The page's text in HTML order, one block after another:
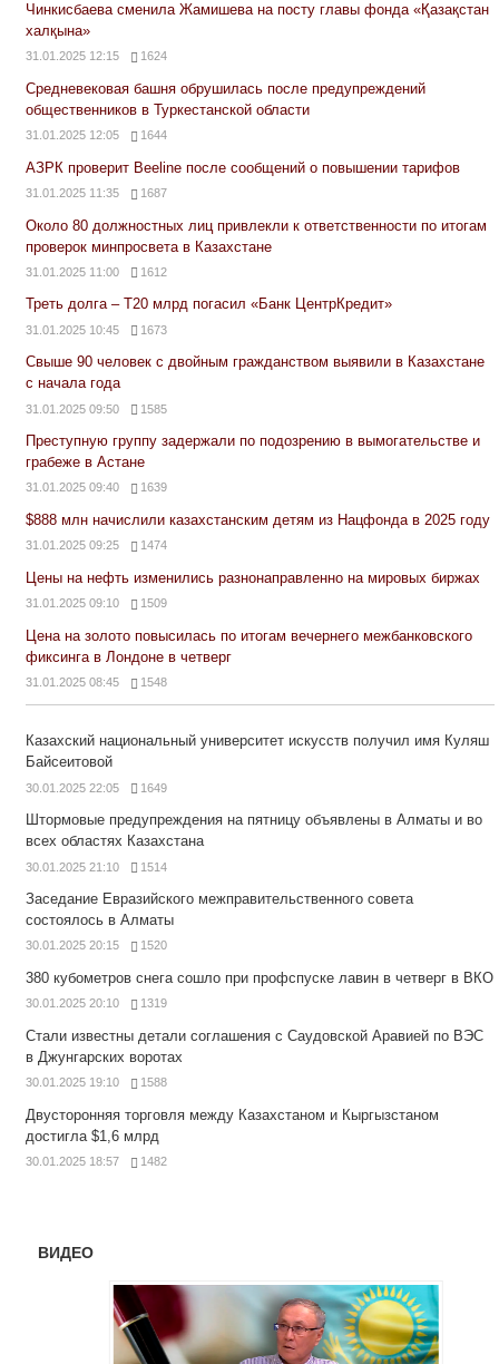
Чинкисбаева сменила Жамишева на посту главы фонда «Қазақстан
халқына»
31.01.2025 12:15 1624
Средневековая башня обрушилась после предупреждений
общественников в Туркестанской области
31.01.2025 12:05 1644
АЗРК проверит Beeline после сообщений о повышении тарифов
31.01.2025 11:35 1687
Около 80 должностных лиц привлекли к ответственности по итогам
проверок минпросвета в Казахстане
31.01.2025 11:00 1612
Треть долга – Т20 млрд погасил «Банк ЦентрКредит»
31.01.2025 10:45 1673
Свыше 90 человек с двойным гражданством выявили в Казахстане
с начала года
31.01.2025 09:50 1585
Преступную группу задержали по подозрению в вымогательстве и
грабеже в Астане
31.01.2025 09:40 1639
$888 млн начислили казахстанским детям из Нацфонда в 2025 году
31.01.2025 09:25 1474
Цены на нефть изменились разнонаправленно на мировых биржах
31.01.2025 09:10 1509
Цена на золото повысилась по итогам вечернего межбанковского
фиксинга в Лондоне в четверг
31.01.2025 08:45 1548
Казахский национальный университет искусств получил имя Куляш
Байсеитовой
30.01.2025 22:05 1649
Штормовые предупреждения на пятницу объявлены в Алматы и во
всех областях Казахстана
30.01.2025 21:10 1514
Заседание Евразийского межправительственного совета
состоялось в Алматы
30.01.2025 20:15 1520
380 кубометров снега сошло при профспуске лавин в четверг в ВКО
30.01.2025 20:10 1319
Стали известны детали соглашения с Саудовской Аравией по ВЭС
в Джунгарских воротах
30.01.2025 19:10 1588
Двусторонняя торговля между Казахстаном и Кыргызстаном
достигла $1,6 млрд
30.01.2025 18:57 1482
ВИДЕО